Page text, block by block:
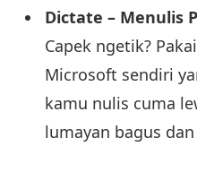
Dictate – Menulis
Capek ngetik? Pakai
Microsoft sendiri
kamu nulis cuma
lumayan bagus